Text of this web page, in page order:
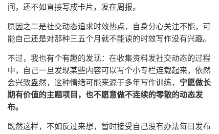
间，还不如直接写成卡片，发在周报。
原因之二是社交动态追求时效热点，自身分心关注不能，可
能自己还是对那种三五个月就不能读的时效写作没有兴趣。
不过，我也有个有趣的发现：在收集资料发社交动态的过程
中，自己一旦发现某些内容可以写个小专栏连载起来，依然
会兴致盎然，这种情绪可能来源于多年写作训练， 宁愿做长
期有价值的主题项目，也不愿意做不连续的零散的动态发
布。
既然这样，不如反过来想，暂时接受自己没有办法每日发布